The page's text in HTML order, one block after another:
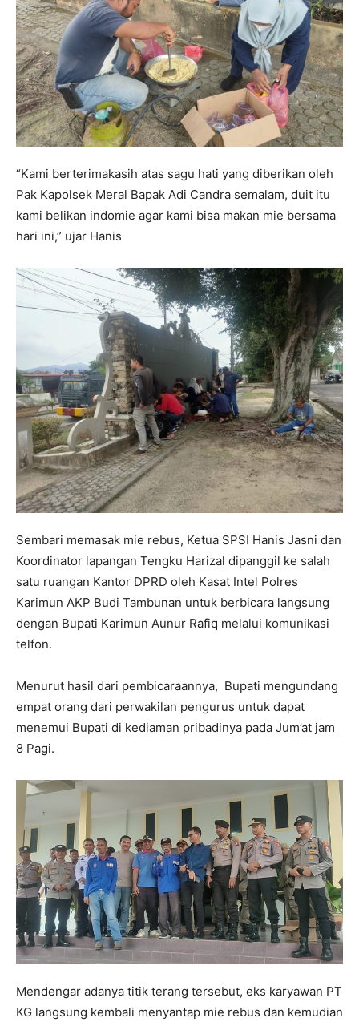
“Kami berterimakasih atas sagu hati yang diberikan oleh
Pak Kapolsek Meral Bapak Adi Candra semalam, duit itu
kami belikan indomie agar kami bisa makan mie bersama
hari ini,” ujar Hanis
Sembari memasak mie rebus, Ketua SPSI Hanis Jasni dan
Koordinator lapangan Tengku Harizal dipanggil ke salah
satu ruangan Kantor DPRD oleh Kasat Intel Polres
Karimun AKP Budi Tambunan untuk berbicara langsung
dengan Bupati Karimun Aunur Rafiq melalui komunikasi
telfon.
Menurut hasil dari pembicaraannya, Bupati mengundang
empat orang dari perwakilan pengurus untuk dapat
menemui Bupati di kediaman pribadinya pada Jum’at jam
8 Pagi.
Mendengar adanya titik terang tersebut, eks karyawan PT
KG langsung kembali menyantap mie rebus dan kemudian